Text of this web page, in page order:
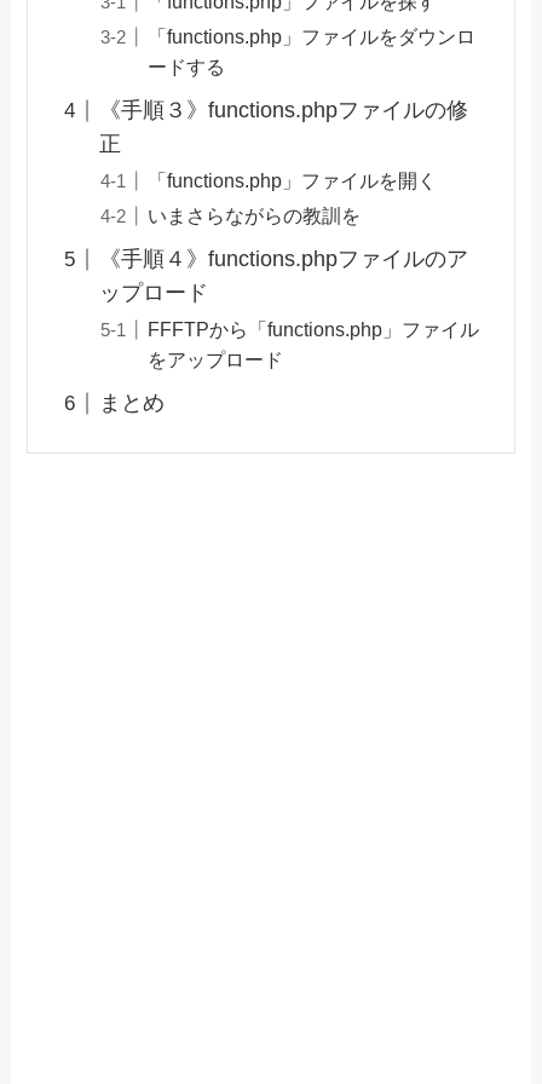
「functions.php」ファイルをダウンロ
ードする
《手順３》functions.phpファイルの修
正
「functions.php」ファイルを開く
いまさらながらの教訓を
《手順４》functions.phpファイルのア
ップロード
FFFTPから「functions.php」ファイル
をアップロード
まとめ